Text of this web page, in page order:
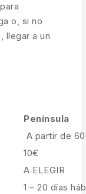
o, si no
llegar a un
Península
A partir de
10€
A ELEGIR
1 – 20 días